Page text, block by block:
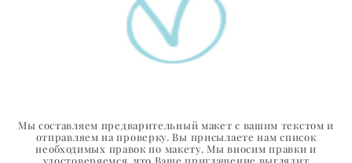
Мы составляем предварительный макет с вашим текстом и
отправляем на проверку. Вы присылаете нам список
необходимых правок по макету. Мы вносим правки и